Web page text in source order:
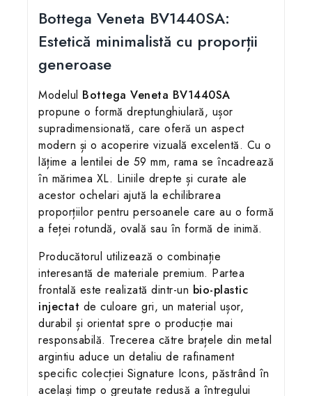
Bottega Veneta BV1440SA:
Estetică minimalistă cu proporții
generoase
Modelul Bottega Veneta BV1440SA
propune o formă dreptunghiulară, ușor
supradimensionată, care oferă un aspect
modern și o acoperire vizuală excelentă. Cu o
lățime a lentilei de 59 mm, rama se încadrează
în mărimea XL. Liniile drepte și curate ale
acestor ochelari ajută la echilibrarea
proporțiilor pentru persoanele care au o formă
a feței rotundă, ovală sau în formă de inimă.
Producătorul utilizează o combinație
interesantă de materiale premium. Partea
frontală este realizată dintr-un bio-plastic
injectat de culoare gri, un material ușor,
durabil și orientat spre o producție mai
responsabilă. Trecerea către brațele din metal
argintiu aduce un detaliu de rafinament
specific colecției Signature Icons, păstrând în
același timp o greutate redusă a întregului